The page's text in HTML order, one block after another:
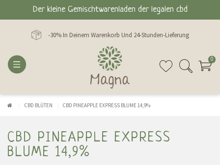
Der kleine Gemischtwarenladen der legalen cbd
-30% In Deinem Warenkorb Und 24-Stunden-Lieferung
0
CBD BLÜTEN CBD PINEAPPLE EXPRESS BLUME 14,9%
CBD PINEAPPLE EXPRESS
BLUME 14,9%